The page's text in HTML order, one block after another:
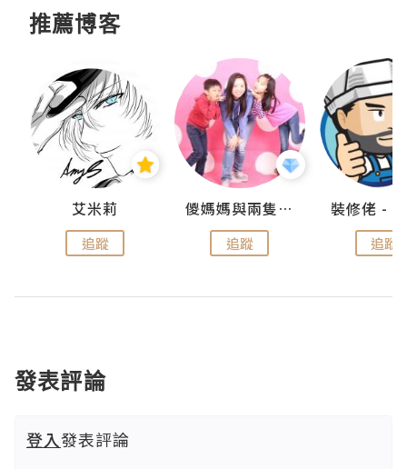
推薦博客
艾米莉
追蹤
儍媽媽與兩隻小魔怪之家
追蹤 追蹤
發表評論
登入發表評論